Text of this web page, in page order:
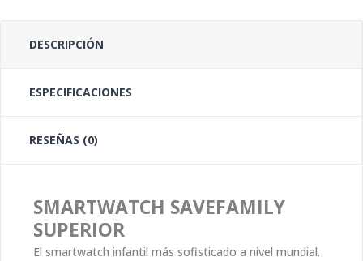
DESCRIPCIÓN
ESPECIFICACIONES
RESEÑAS (0)
SMARTWATCH SAVEFAMILY
SUPERIOR
El smartwatch infantil más sofisticado a nivel mundial.